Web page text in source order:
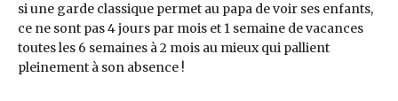
si une garde classique permet au papa de voir ses enfants,
ce ne sont pas 4 jours par mois et 1 semaine de vacances
toutes les 6 semaines à 2 mois au mieux qui pallient
pleinement à son absence !